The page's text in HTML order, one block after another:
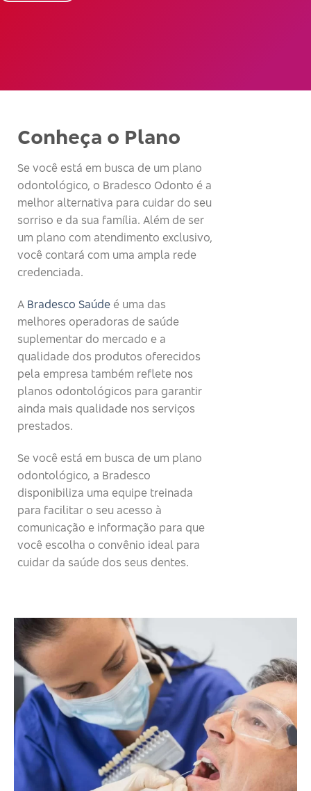
Conheça o Plano
Se você está em busca de um plano
odontológico, o Bradesco Odonto é a
melhor alternativa para cuidar do seu
sorriso e da sua família. Além de ser
um plano com atendimento exclusivo,
você contará com uma ampla rede
credenciada.
A Bradesco Saúde é uma das
melhores operadoras de saúde
suplementar do mercado e a
qualidade dos produtos oferecidos
pela empresa também reflete nos
planos odontológicos para garantir
ainda mais qualidade nos serviços
prestados.
Se você está em busca de um plano
odontológico, a Bradesco
disponibiliza uma equipe treinada
para facilitar o seu acesso à
comunicação e informação para que
você escolha o convênio ideal para
cuidar da saúde dos seus dentes.